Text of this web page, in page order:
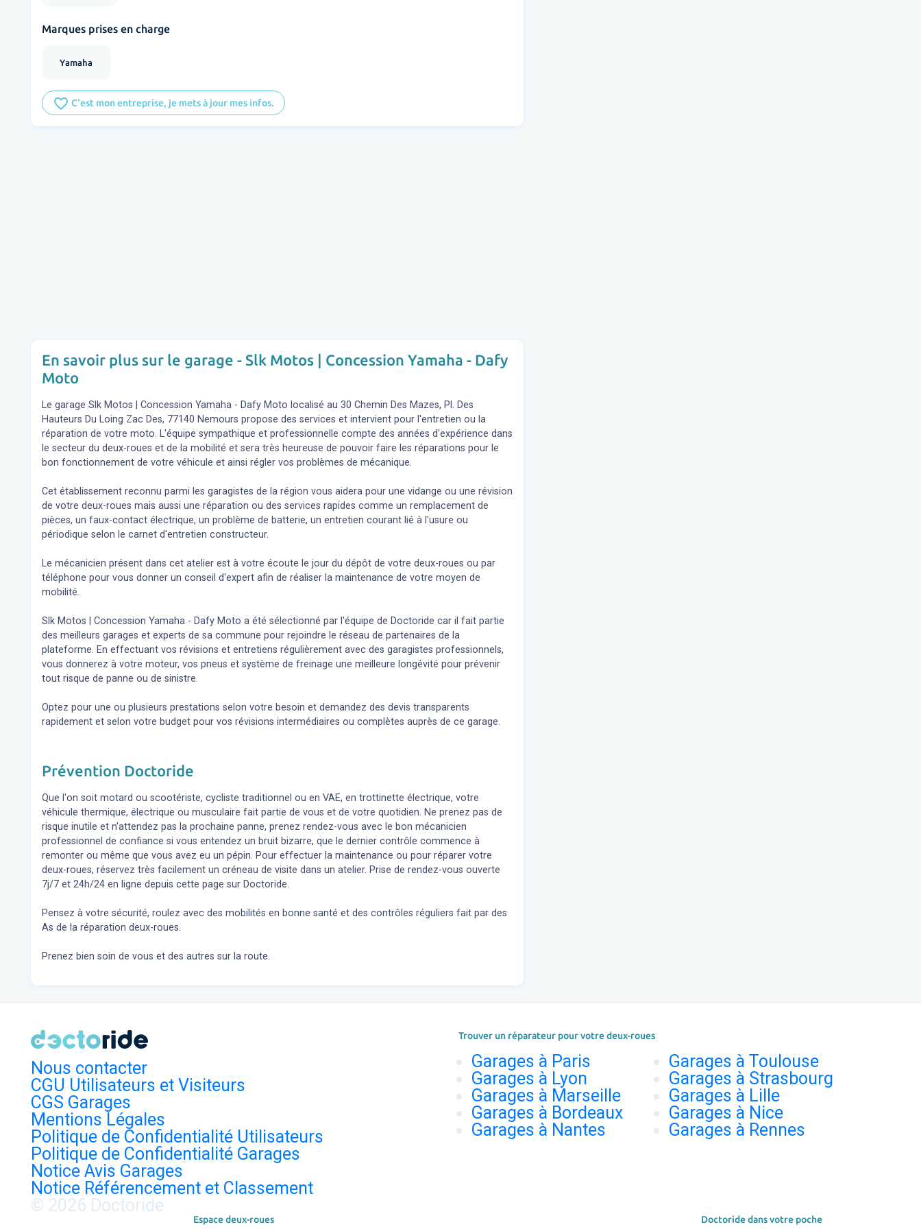
Marques prises en charge
Yamaha
favorite_border C'est mon entreprise, je mets à jour mes infos.
En savoir plus sur le garage - Slk Motos | Concession Yamaha - Dafy
Moto
Le garage Slk Motos | Concession Yamaha - Dafy Moto localisé au 30 Chemin Des Mazes, Pl. Des
Hauteurs Du Loing Zac Des, 77140 Nemours propose des services et intervient pour l'entretien ou la
réparation de votre moto. L'équipe sympathique et professionnelle compte des années d'expérience dans
le secteur du deux-roues et de la mobilité et sera très heureuse de pouvoir faire les réparations pour le
bon fonctionnement de votre véhicule et ainsi régler vos problèmes de mécanique.
Cet établissement reconnu parmi les garagistes de la région vous aidera pour une vidange ou une révision
de votre deux-roues mais aussi une réparation ou des services rapides comme un remplacement de
pièces, un faux-contact électrique, un problème de batterie, un entretien courant lié à l'usure ou
périodique selon le carnet d'entretien constructeur.
Le mécanicien présent dans cet atelier est à votre écoute le jour du dépôt de votre deux-roues ou par
téléphone pour vous donner un conseil d'expert afin de réaliser la maintenance de votre moyen de
mobilité.
Slk Motos | Concession Yamaha - Dafy Moto a été sélectionné par l'équipe de Doctoride car il fait partie
des meilleurs garages et experts de sa commune pour rejoindre le réseau de partenaires de la
plateforme. En effectuant vos révisions et entretiens régulièrement avec des garagistes professionnels,
vous donnerez à votre moteur, vos pneus et système de freinage une meilleure longévité pour prévenir
tout risque de panne ou de sinistre.
Optez pour une ou plusieurs prestations selon votre besoin et demandez des devis transparents
rapidement et selon votre budget pour vos révisions intermédiaires ou complètes auprès de ce garage.
Prévention Doctoride
Que l'on soit motard ou scootériste, cycliste traditionnel ou en VAE, en trottinette électrique, votre
véhicule thermique, électrique ou musculaire fait partie de vous et de votre quotidien. Ne prenez pas de
risque inutile et n'attendez pas la prochaine panne, prenez rendez-vous avec le bon mécanicien
professionnel de confiance si vous entendez un bruit bizarre, que le dernier contrôle commence à
remonter ou même que vous avez eu un pépin. Pour effectuer la maintenance ou pour réparer votre
deux-roues, réservez très facilement un créneau de visite dans un atelier. Prise de rendez-vous ouverte
7j/7 et 24h/24 en ligne depuis cette page sur Doctoride.
Pensez à votre sécurité, roulez avec des mobilités en bonne santé et des contrôles réguliers fait par des
As de la réparation deux-roues.
Prenez bien soin de vous et des autres sur la route.
Nous contacter
CGU Utilisateurs et Visiteurs
CGS Garages
Mentions Légales
Politique de Confidentialité Utilisateurs
Politique de Confidentialité Garages
Notice Avis Garages
Notice Référencement et Classement
© 2026 Doctoride
Trouver un réparateur pour votre deux-roues
Garages à Paris
Garages à Lyon
Garages à Marseille
Garages à Bordeaux
Garages à Nantes
Garages à Toulouse
Garages à Strasbourg
Garages à Lille
Garages à Nice
Garages à Rennes
Espace deux-roues Doctoride dans votre poche